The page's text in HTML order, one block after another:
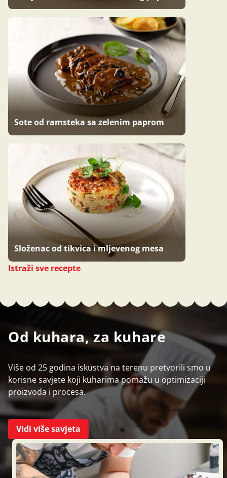
Sote od ramsteka sa zelenim paprom
Složenac od tikvica i mljevenog mesa
Istraži sve recepte
Od kuhara, za kuhare
Više od 25 godina iskustva na terenu pretvorili smo u
korisne savjete koji kuharima pomažu u optimizaciji
proizvoda i procesa.
Vidi više savjeta